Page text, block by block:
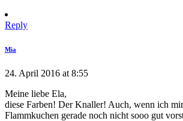
Reply
Mia
24. April 2016 at 8:55
Meine liebe Ela,
diese Farben! Der Knaller! Auch, wenn ich
Flammkuchen gerade noch nicht sooo gut